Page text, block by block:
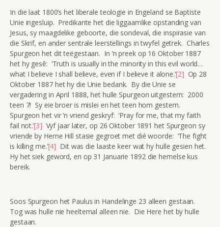
In die laat 1800’s het liberale teologie in Engeland se Baptiste
Unie ingesluip. Predikante het die liggaamlike opstanding van
Jesus, sy maagdelike geboorte, die sondeval, die inspirasie van
die Skrif, en ander sentrale leerstellings in twyfel getrek. Charles
Spurgeon het dit teëgestaan. In ‘n preek op 16 Oktober 1887
het hy gesê: ‘Truth is usually in the minority in this evil world…
what I believe I shall believe, even if I believe it alone.’[2] Op 28
Oktober 1887 het hy die Unie bedank. By die Unie se
vergadering in April 1888, het hulle Spurgeon uitgestem: 2000
teen 7! Sy eie broer is mislei en het teen hom gestem.
Spurgeon het vir ‘n vriend geskryf: ‘Pray for me, that my faith
fail not.’[3] Vyf jaar later, op 26 Oktober 1891 het Spurgeon sy
vriende by Herne Hill stasie gegroet met dié woorde: ‘The fight
is killing me.’[4] Dit was die laaste keer wat hy hulle gesien het.
Hy het siek geword, en op 31 Januarie 1892 die hemelse kus
bereik.
Soos Spurgeon het Paulus in Handelinge 23 alleen gestaan.
Tog was hulle nie heeltemal alleen nie. Die Here het by hulle
gestaan.